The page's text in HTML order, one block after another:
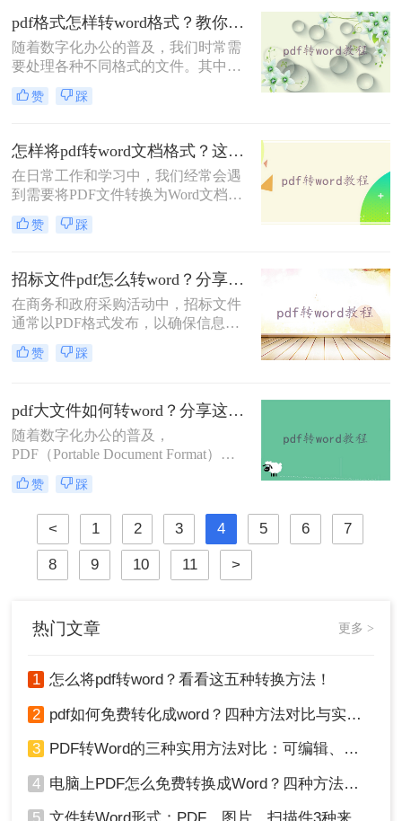
这对于预算有限的用户来说可能是一
个不小的障碍。幸运的是，还有一些
免费且高效的方法可以帮助我们实现
PDF到Word的转换。那么如何不花钱
将pdf转word呢？本文将详细介绍几种
不花钱将PDF转换为Word文档的实用
pdf格式怎样转word格式？教你4种简单快速的方法！
随着数字化办公的普及，我们时常需
要处理各种不同格式的文件。其中，
PDF（便携式文档格式）因其能在任
何设备上保持一致的版面而广受欢
通常更为便捷。因此，掌握将PDF文
件转换为Word文档的方法，对于提高
工作效率至关重要。那么pdf格式怎样
转word格式呢？本文将详细介绍几种
将PDF转换为Word的有效方法。
赞 踩
怎样将pdf转word文档格式？这4个方法让你轻松掌握!
在日常工作和学习中，我们经常会遇
到需要将PDF文件转换为Word文档格
式的情况，以便进行编辑、修改或进
一步处理。PDF文件虽然具有良好的
意修改的特点，但在需要频繁编辑或
调整文档内容时，Word文档则显得更
为灵活和方便。那么怎样将pdf转word
文档格式呢？以下将介绍四种将PDF
转换为Word文档格式的方法，帮助您
轻松应对各种需求。
赞 踩
招标文件pdf怎么转word？分享二个高效方法！
在商务和政府采购活动中，招标文件
通常以PDF格式发布，以确保信息的
完整性和安全性。然而，对于需要编
辑、修改或重新排版招标文件的用户
格式成为了一个常见的需求。本文将
为您详细介绍招标文件pdf怎么转word
的几种高效方法。
赞 踩
pdf大文件如何转word？分享这三种方法！
随着数字化办公的普及，
PDF（Portable Document Format）和
Word文档已成为我们日常工作中不可
或缺的文件格式。然而，在处理大型
PDF文件时，我们有时需要将其转换
为Word格式以便进行编辑和修改。那
么pdf大文件如何转word呢？本文将详
细介绍几种将PDF大文件转换为Word
赞 踩
< 1 2 3 4 5 6 7
8 9 10 11 >
热门文章 更多 >
1 怎么将pdf转word？看看这五种转换方法！
2 pdf如何免费转化成word？四种方法对比与实操指南（附详细表格）
3 PDF转Word的三种实用方法对比：可编辑、保格式、避风险！
4 电脑上PDF怎么免费转换成Word？四种方法对比与实操指南（附详细表格）!